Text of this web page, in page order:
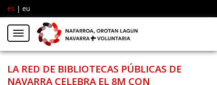
es | eu
Menú
LA RED DE BIBLIOTECAS PÚBLICAS DE
NAVARRA CELEBRA EL 8M CON